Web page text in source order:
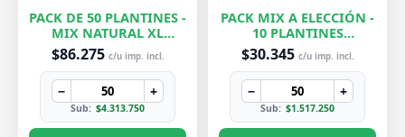
PACK DE 50 PLANTINES -
MIX NATURAL XL
EXCLUSIVOS
$86.275 c/u imp. incl.
− +
Sub: $4.313.750
PACK MIX A ELECCIÓN -
10 PLANTINES
EXCLUSIVOS
$30.345 c/u imp. incl.
− +
Sub: $1.517.250